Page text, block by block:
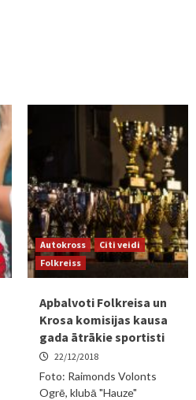
Autokross
Citi veidi
Folkreiss
Apbalvoti Folkreisa un
Krosa komisijas kausa
gada ātrākie sportisti
22/12/2018
Foto: Raimonds Volonts
Ogrē, klubā "Hauze"